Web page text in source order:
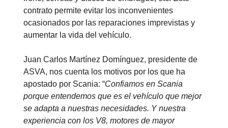
contrato permite evitar los inconvenientes
ocasionados por las reparaciones imprevistas y
aumentar la vida del vehículo.
Juan Carlos Martínez Domínguez, presidente de
ASVA, nos cuenta los motivos por los que ha
apostado por Scania: “Confiamos en Scania
porque entendemos que es el vehículo que mejor
se adapta a nuestras necesidades. Y nuestra
experiencia con los V8, motores de mayor